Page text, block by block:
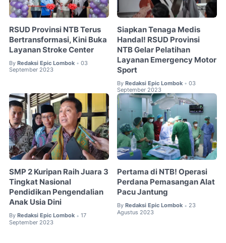
RSUD Provinsi NTB Terus
Bertransformasi, Kini Buka
Layanan Stroke Center
By Redaksi Epic Lombok • 03
September 2023
Siapkan Tenaga Medis
Handal! RSUD Provinsi
NTB Gelar Pelatihan
Layanan Emergency Motor
Sport
By Redaksi Epic Lombok • 03
September 2023
SMP 2 Kuripan Raih Juara 3
Tingkat Nasional
Pendidikan Pengendalian
Anak Usia Dini
By Redaksi Epic Lombok • 17
September 2023
Pertama di NTB! Operasi
Perdana Pemasangan Alat
Pacu Jantung
By Redaksi Epic Lombok • 23
Agustus 2023